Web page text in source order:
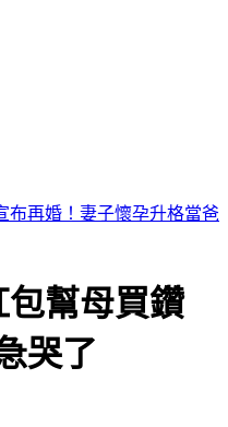
喪家急喊「莫恐慌」曝送
包幫母買鑽
了